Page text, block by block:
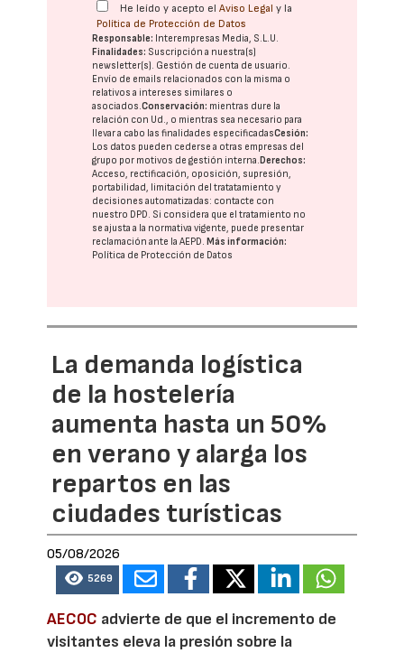
He leído y acepto elAviso Legal y la
Política de Protección de Datos
Responsable: Interempresas Media, S.L.U.
Finalidades: Suscripción a nuestra(s)
newsletter(s). Gestión de cuenta de usuario.
Envío de emails relacionados con la misma o
relativos a intereses similares o
asociados.Conservación: mientras dure la
relación con Ud., o mientras sea necesario para
llevar a cabo las finalidades especificadasCesión:
Los datos pueden cederse a otras empresas del
grupo por motivos de gestión interna.Derechos:
Acceso, rectificación, oposición, supresión,
portabilidad, limitación del tratatamiento y
decisiones automatizadas: contacte con
nuestro DPD. Si considera que el tratamiento no
se ajusta a la normativa vigente, puede presentar
reclamación ante laAEPD.Más información:
Política de Protección de Datos
La demanda logística
de la hostelería
aumenta hasta un 50%
en verano y alarga los
repartos en las
ciudades turísticas
05/08/2026
5269
AECOC advierte de que el incremento de
visitantes eleva la presión sobre la